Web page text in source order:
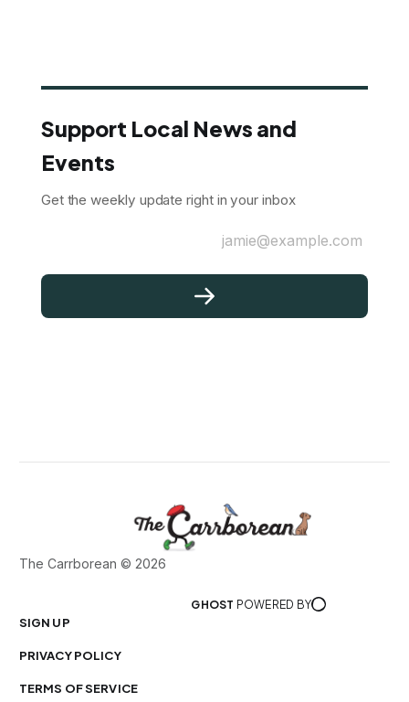
Support Local News and
Events
Get the weekly update right in your inbox
jamie@example.com
The Carrborean © 2026
POWERED BY
GHOST
SIGN UP
PRIVACY POLICY
TERMS OF SERVICE